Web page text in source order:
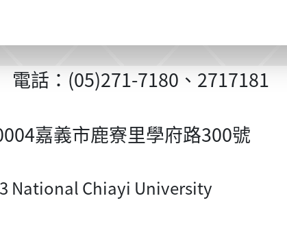
話：(05)271-7180、2717181
嘉義市鹿寮里學府路300號
National Chiayi University